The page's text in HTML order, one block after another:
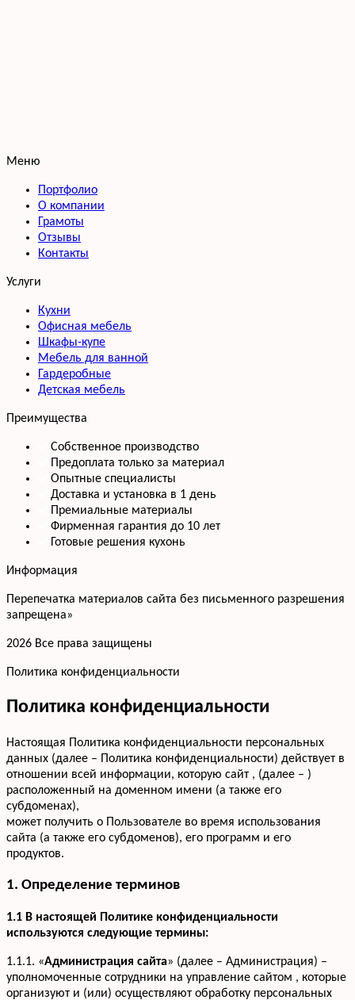
Меню
Портфолио
О компании
Грамоты
Отзывы
Контакты
Услуги
Кухни
Офисная мебель
Шкафы-купе
Мебель для ванной
Гардеробные
Детская мебель
Преимущества
Собственное производство
Предоплата только за материал
Опытные специалисты
Доставка и установка в 1 день
Премиальные материалы
Фирменная гарантия до 10 лет
Готовые решения кухонь
Информация
Перепечатка материалов сайта без письменного разрешения
запрещена»
2026 Все права защищены
Политика конфиденциальности
Политика конфиденциальности
Настоящая Политика конфиденциальности персональных
данных (далее – Политика конфиденциальности) действует в
отношении всей информации, которую сайт , (далее – )
расположенный на доменном имени (а также его
субдоменах),
может получить о Пользователе во время использования
сайта (а также его субдоменов), его программ и его
продуктов.
1. Определение терминов
1.1 В настоящей Политике конфиденциальности
используются следующие термины:
1.1.1. «Администрация сайта» (далее – Администрация) –
уполномоченные сотрудники на управление сайтом , которые
организуют и (или) осуществляют обработку персональных